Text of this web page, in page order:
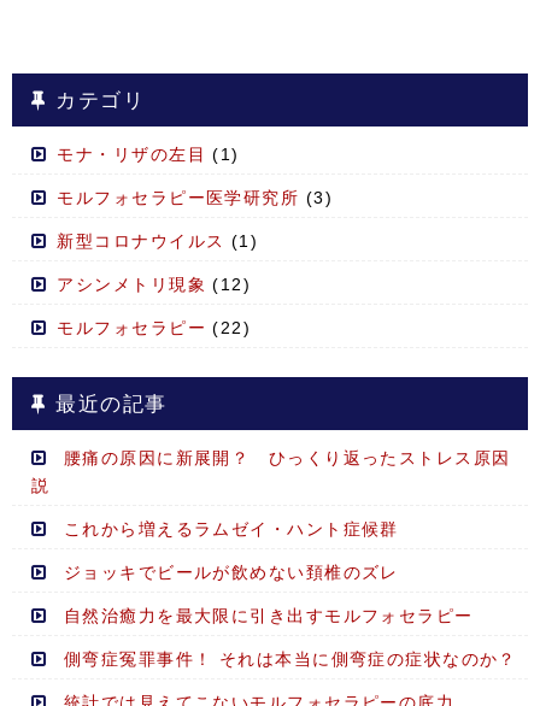
カテゴリ
モナ・リザの左目 (1)
モルフォセラピー医学研究所 (3)
新型コロナウイルス (1)
アシンメトリ現象 (12)
モルフォセラピー (22)
最近の記事
腰痛の原因に新展開？ ひっくり返ったストレス原因
説
これから増えるラムゼイ・ハント症候群
ジョッキでビールが飲めない頚椎のズレ
自然治癒力を最大限に引き出すモルフォセラピー
側弯症冤罪事件！ それは本当に側弯症の症状なのか？
統計では見えてこないモルフォセラピーの底力